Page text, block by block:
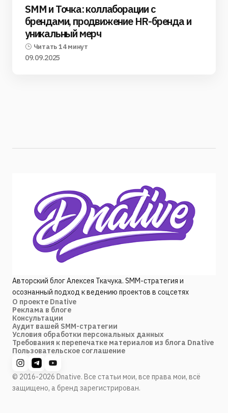
SMM и Точка: коллаборации с
брендами, продвижение HR-бренда и
уникальный мерч
Читать 14 минут
09.09.2025
Авторский блог Алексея Ткачука. SMM-стратегия и
осознанный подход к ведению проектов в соцсетях
О проекте Dnative
Реклама в блоге
Консультации
Аудит вашей SMM-стратегии
Условия обработки персональных данных
Требования к перепечатке материалов из блога Dnative
Пользовательское соглашение
© 2016-2026 Dnative. Все статьи мои, все права мои, всё
защищено, а бренд зарегистрирован.